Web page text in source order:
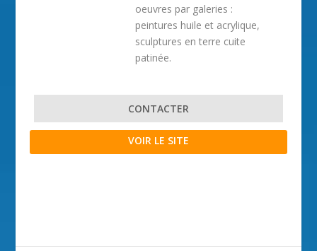
oeuvres par galeries :
peintures huile et acrylique,
sculptures en terre cuite
patinée.
CONTACTER
VOIR LE SITE